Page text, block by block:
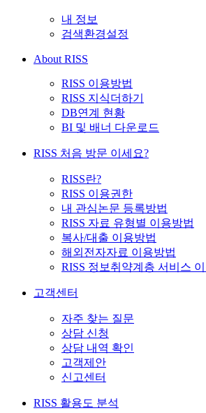
내 정보
검색환경설정
About RISS
RISS 이용방법
RISS 지식더하기
DB연계 현황
BI 및 배너 다운로드
RISS 처음 방문 이세요?
RISS란?
RISS 이용권한
내 관심논문 등록방법
RISS 자료 유형별 이용방법
복사/대출 이용방법
해외전자자료 이용방법
RISS 정보취약계층 서비스
고객센터
자주 찾는 질문
상담 신청
상담 내역 확인
고객제안
신고센터
RISS 활용도 분석